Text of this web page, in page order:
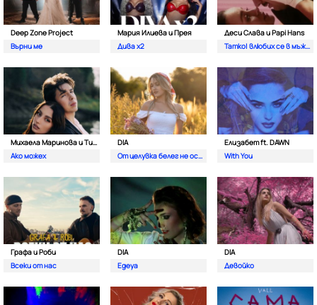
Deep Zone Project
Върни ме
Мария Илиева и Прея
Дива х2
Деси Слава и Papi Hans
Татко| влюбих се в мъжкар
Михаела Маринова и Тино
Ако можех
DIA
От целувка белег не остава
Елизабет ft. DAWN
With You
Графа и Роби
Всеки от нас
DIA
Egeya
DIA
Девойко